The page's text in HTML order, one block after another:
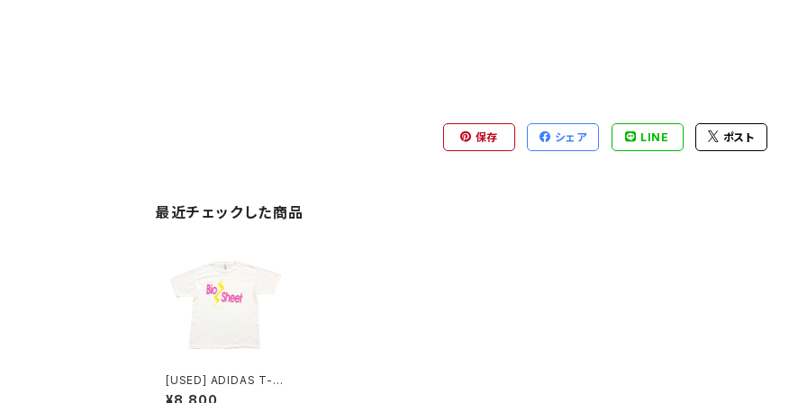
保存 シェア LINE ポスト
最近チェックした商品
[USED] ADIDAS T-S
HIRT Bio Sheet
¥8,800